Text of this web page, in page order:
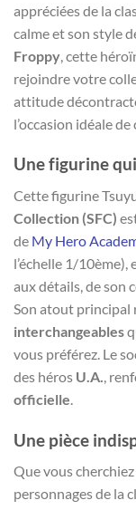
appréciées de la
calme et son style
Froppy , cette
rejoindre votre
attitude
l’occasion idéale
Une figurine
Cette figurine
Collection (SFC)
de My Hero
l’échelle 1/
aux détails, de son
Son atout principal
interchangeables
vous préférez. Le
des héros U.A.,
officielle.
Une pièce
Que vous
personnages de la